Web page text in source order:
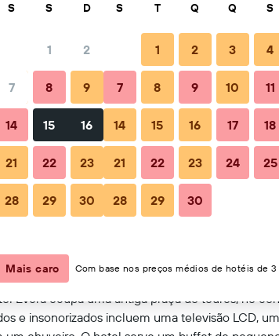
reservar Dicas e Perguntas frequentes
Évora ocupa uma antiga praça de touros, no
e insonorizados incluem uma televisão LCD,
Mostrar no mapa
S S D
1 2
7 8 9
14 15 16
21 22 23
28 29 30
S T Q Q S
1 2 3 4
7 8 9 10 11
14 15 16 17 18
21 22 23 24 25
28 29 30
Mais caro Com base nos preços médios de hotéis de 3